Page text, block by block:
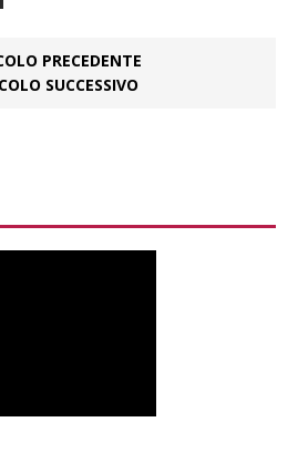
PRECEDENTE
SUCCESSIVO